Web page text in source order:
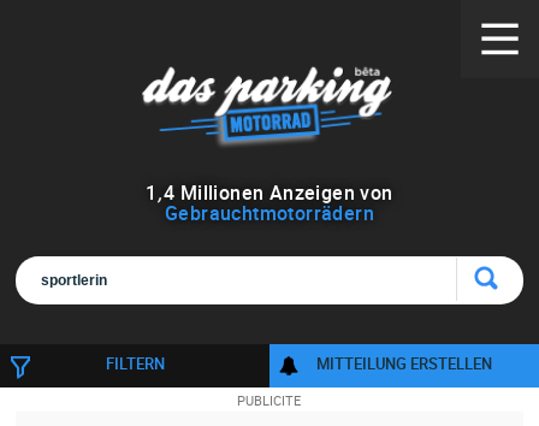
1 ,4 Millionen Anzeigen von
Gebrauchtmotorrädern
FILTERN MITTEILUNG ERSTELLEN